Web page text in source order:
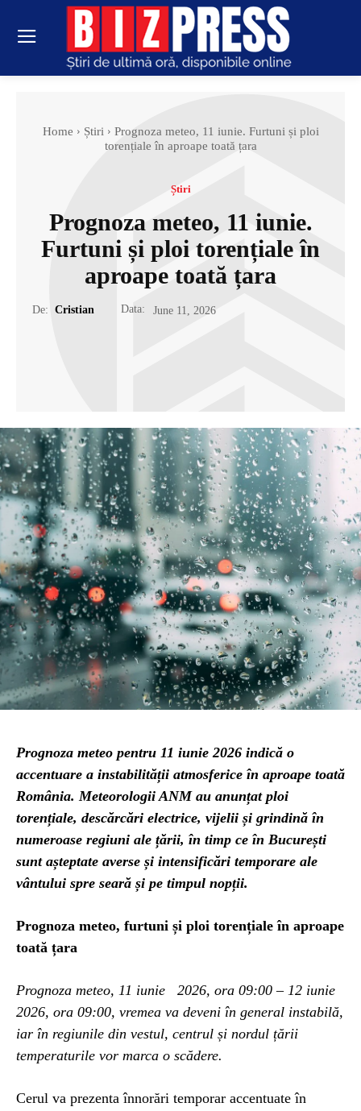
Home Știri
Prognoza meteo, 11 iunie. Furtuni și ploi
torențiale în aproape toată țara
Știri
Prognoza meteo, 11 iunie.
Furtuni și ploi torențiale în
aproape toată țara
De: Cristian Data: June 11, 2026
Prognoza meteo pentru 11 iunie 2026 indică o
accentuare a instabilității atmosferice în aproape toată
România. Meteorologii ANM au anunțat ploi
torențiale, descărcări electrice, vijelii și grindină în
numeroase regiuni ale țării, în timp ce în București
sunt așteptate averse și intensificări temporare ale
vântului spre seară și pe timpul nopții.
Prognoza meteo, furtuni și ploi torențiale în aproape
toată țara
Prognoza meteo, 11 iunie 2026, ora 09:00 – 12 iunie
2026, ora 09:00, vremea va deveni în general instabilă,
iar în regiunile din vestul, centrul și nordul țării
temperaturile vor marca o scădere.
Cerul va prezenta înnorări temporar accentuate în